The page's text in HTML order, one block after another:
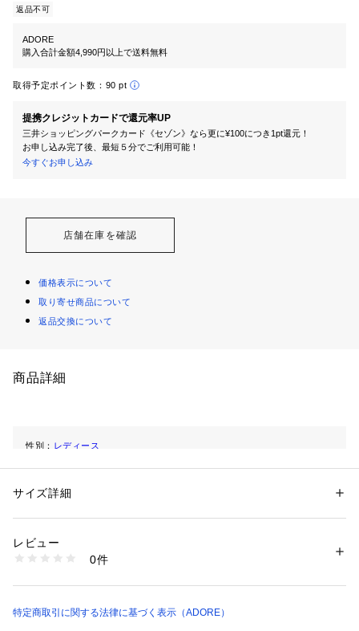
返品不可
ADORE
購入合計金額4,990円以上で送料無料
取得予定ポイント数： 90 pt
提携クレジットカードで還元率UP
三井ショッピングパークカード《セゾン》なら更に¥100につき1pt還元！
お申し込み完了後、最短５分でご利用可能！
今すぐお申し込み
店舗在庫を確認
価格表示について
取り寄せ商品について
返品交換について
商品詳細
性別： レディース
素材：-
洗濯：-
サイズ詳細
レビュー
0件
特定商取引に関する法律に基づく表示（ADORE）